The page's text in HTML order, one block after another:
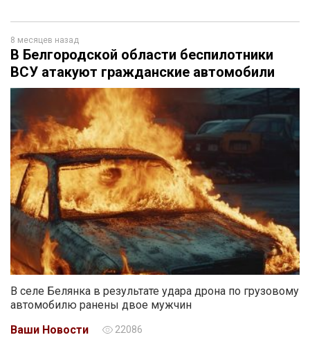
8 месяцев назад
В Белгородской области беспилотники
ВСУ атакуют гражданские автомобили
В селе Белянка в результате удара дрона по грузовому
автомобилю ранены двое мужчин
Ваши Новости
22086